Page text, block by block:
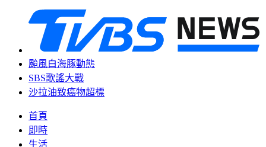
颱風白海豚動態
SBS歌謠大戰
沙拉油致癌物超標
首頁
即時
生活